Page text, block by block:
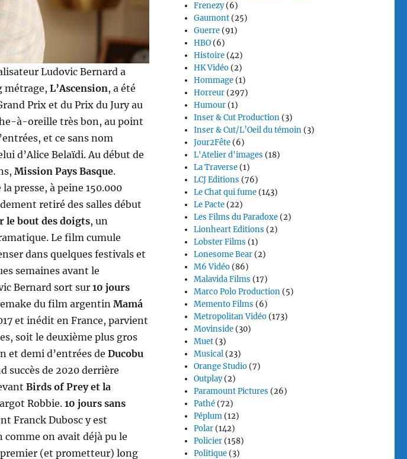
Ludovic Bernard a
métrage, L’Ascension, a été
Prix et du Prix du Jury au
à-oreille très bon, au point
et ce sans nom
d’Alice Belaïdi. Au début de
Mission Pays Basque.
presse, à peine 150.000
retiré des salles début
le bout des doigts, un
Le film cumule
dans quelques festivals et
semaines avant le
Bernard sort sur 10 jours
du film argentin Mamá
et inédit en France, parvient
soit le deuxième plus gros
et demi d’entrées de Ducobu
succès de 2020 derrière
Birds of Prey et la
Robbie. 10 jours sans
Franck Dubosc y est
on avait déjà pu le
(et prometteur) long
Frenezy(6)
Gaumont (25)
Guerre (91)
HBO (6)
Histoire (42)
HK Vidéo (2)
Hommage (1)
Horreur (297)
Humour (1)
Inser & Cut Production (3)
Inser & Cut/L’Oeil du témoin (3)
Jour2Fête (6)
L'Atelier d'images (18)
La Traverse (1)
LCJ Editions (76)
Le Chat qui fume (143)
Le Pacte (22)
Les Films du Paradoxe (2)
Lionheart Editions (2)
Lobster Films (1)
Lonesome Bear (2)
M6 Vidéo (86)
Malavida Films (17)
Marco Polo Production (5)
Memento Films (6)
Metropolitan Vidéo (173)
Movinside (30)
Muet (3)
Musical (23)
Orange Studio (7)
Outplay(2)
Paramount Pictures (26)
Pathé (72)
Péplum (12)
Polar (142)
Policier (158)
Politique (3)